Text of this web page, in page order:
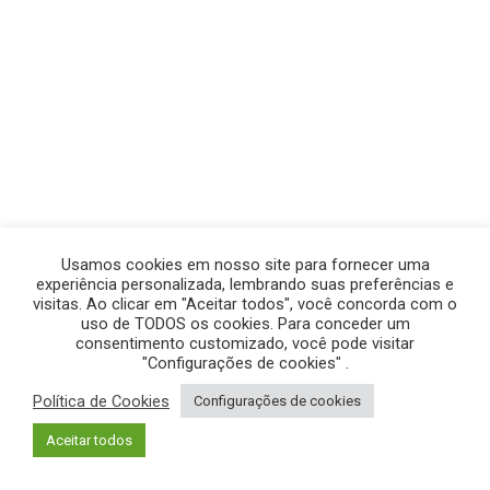
© GEGE PRODUÇÕES – TODOS OS DIREITOS RESERVADOS.
POLÍTICA DE PRIVACIDADE
Usamos cookies em nosso site para fornecer uma
experiência personalizada, lembrando suas preferências e
visitas. Ao clicar em "Aceitar todos", você concorda com o
uso de TODOS os cookies. Para conceder um
consentimento customizado, você pode visitar
"Configurações de cookies" .
Política de Cookies
Configurações de cookies
Aceitar todos